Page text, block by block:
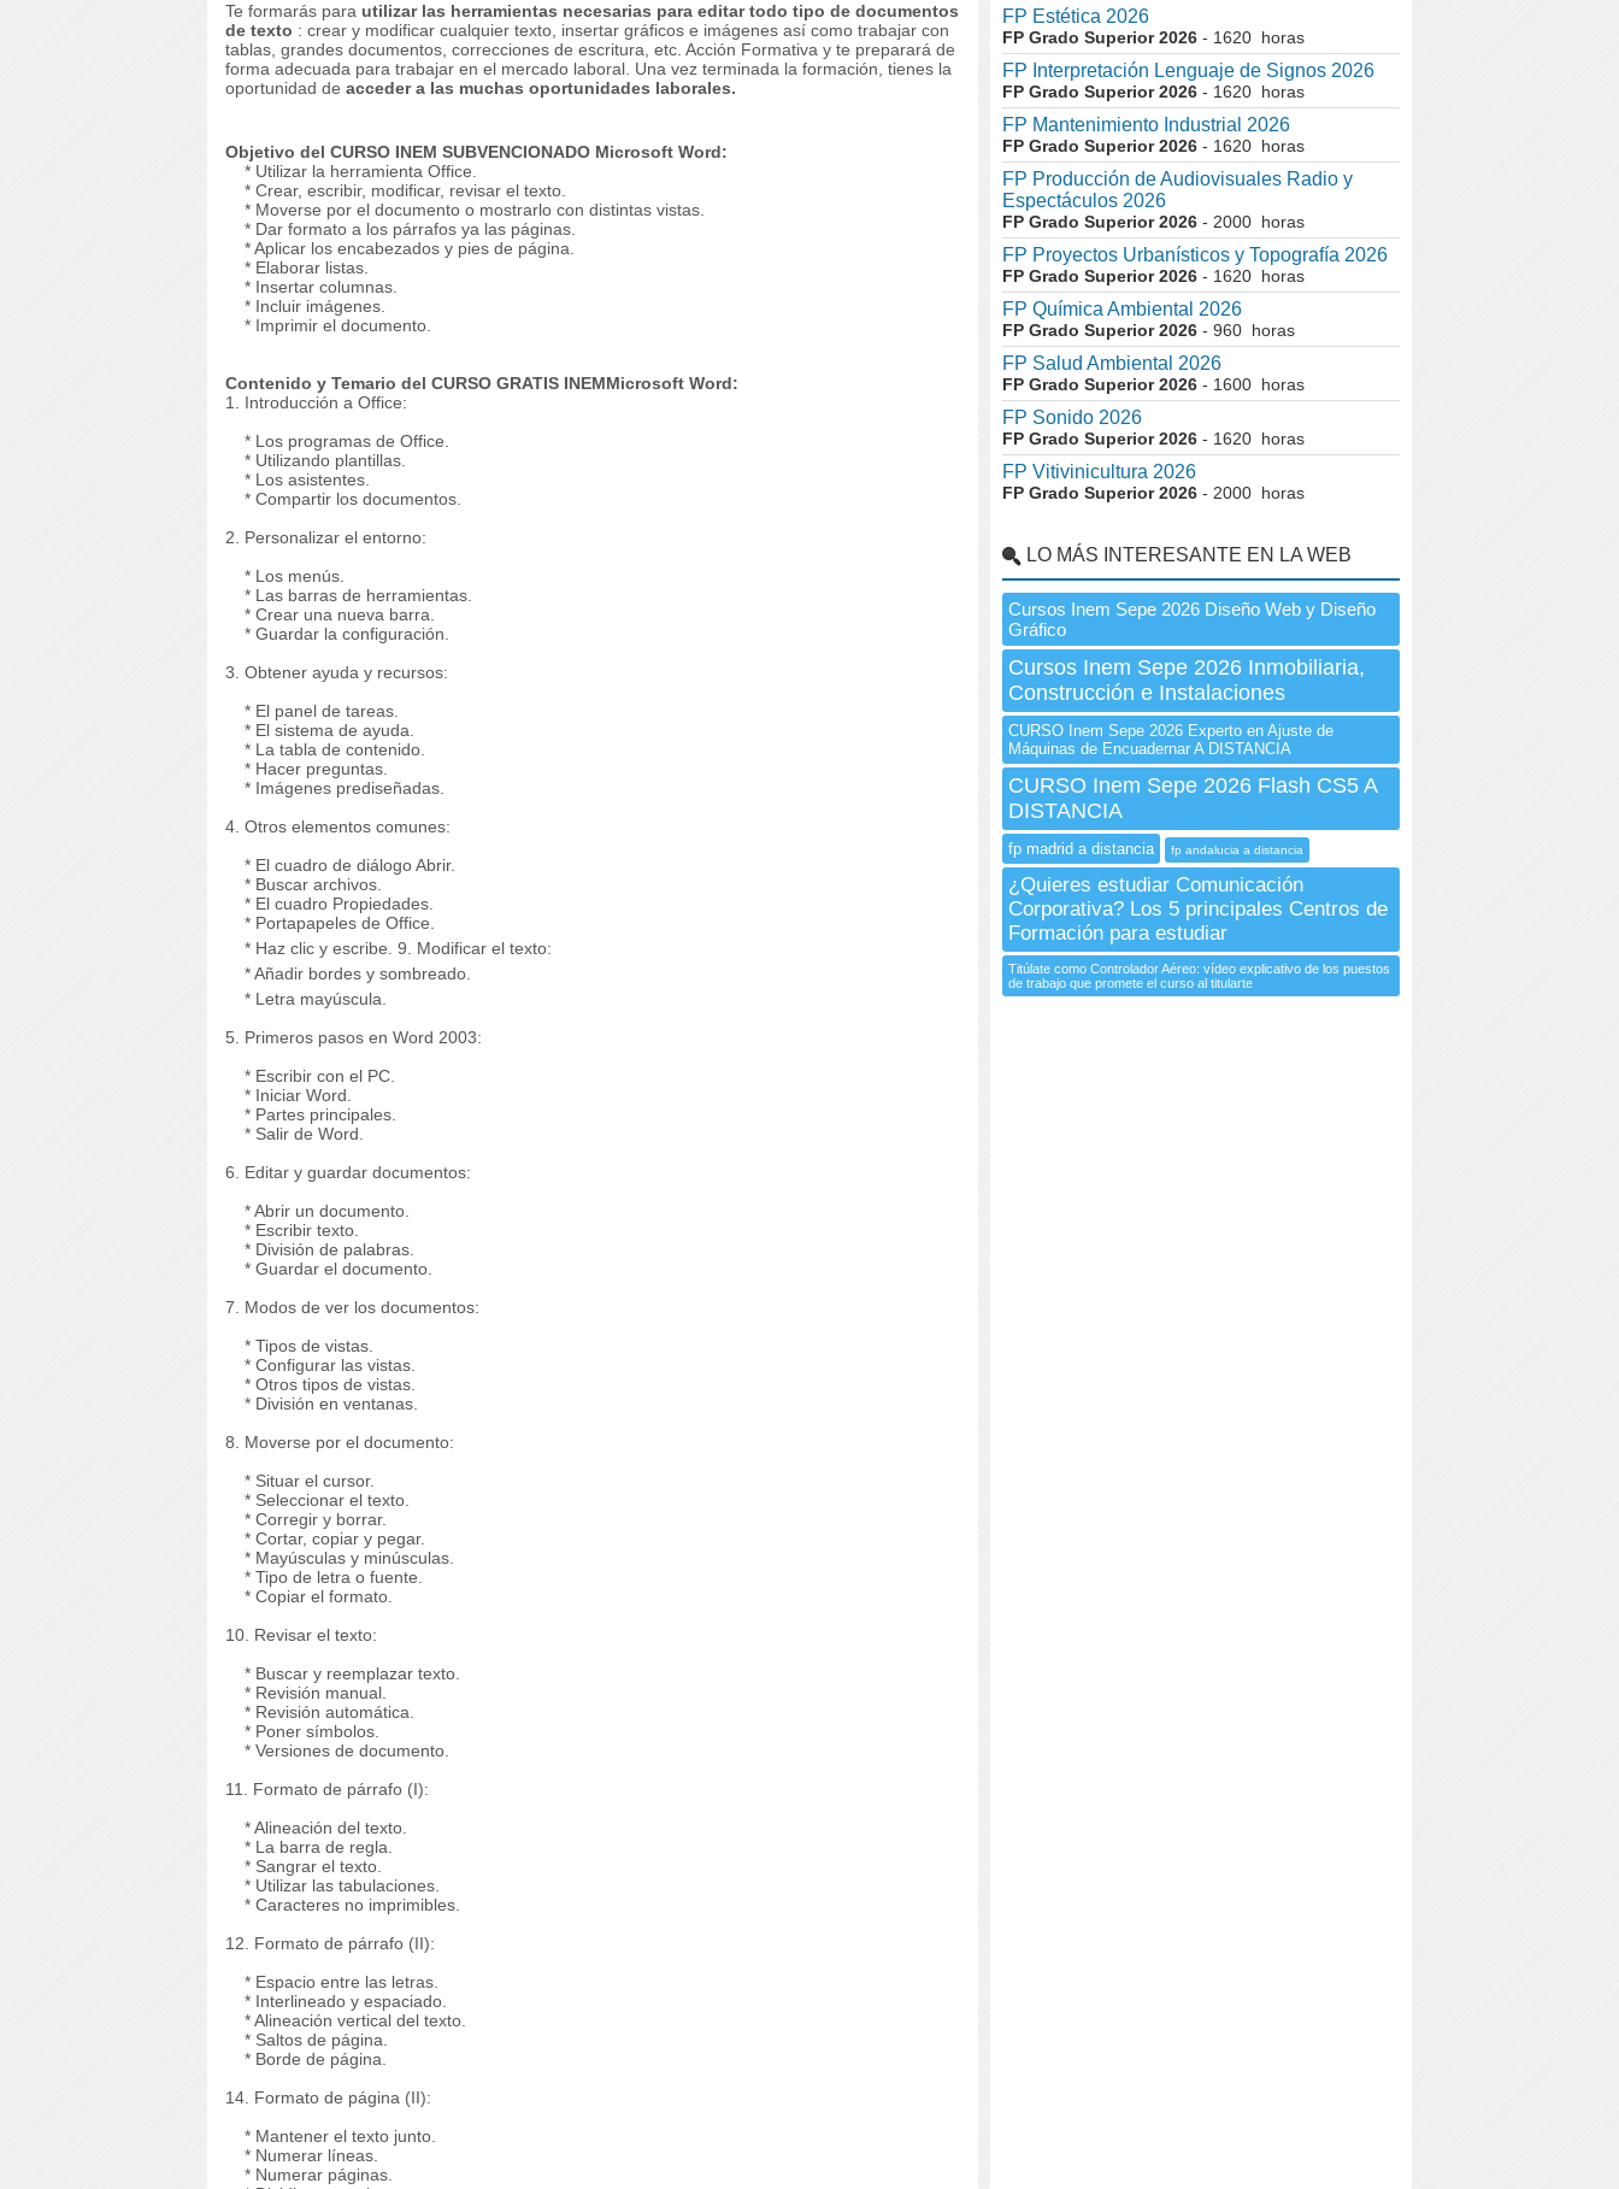
Te formarás para utilizar las herramientas necesarias para editar todo tipo de documentos
de texto : crear y modificar cualquier texto, insertar gráficos e imágenes así como trabajar con
tablas, grandes documentos, correcciones de escritura, etc. Acción Formativa y te preparará de
forma adecuada para trabajar en el mercado laboral. Una vez terminada la formación, tienes la
oportunidad de acceder a las muchas oportunidades laborales.
Objetivo del CURSO INEM SUBVENCIONADO Microsoft Word:
* Utilizar la herramienta Office.
* Crear, escribir, modificar, revisar el texto.
* Moverse por el documento o mostrarlo con distintas vistas.
* Dar formato a los párrafos ya las páginas.
* Aplicar los encabezados y pies de página.
* Elaborar listas.
* Insertar columnas.
* Incluir imágenes.
* Imprimir el documento.
Contenido y Temario del CURSO GRATIS INEMMicrosoft Word:
1. Introducción a Office:
* Los programas de Office.
* Utilizando plantillas.
* Los asistentes.
* Compartir los documentos.
2. Personalizar el entorno:
* Los menús.
* Las barras de herramientas.
* Crear una nueva barra.
* Guardar la configuración.
3. Obtener ayuda y recursos:
* El panel de tareas.
* El sistema de ayuda.
* La tabla de contenido.
* Hacer preguntas.
* Imágenes prediseñadas.
4. Otros elementos comunes:
* El cuadro de diálogo Abrir.
* Buscar archivos.
* El cuadro Propiedades.
* Portapapeles de Office.
* Haz clic y escribe. 9. Modificar el texto:
* Añadir bordes y sombreado.
* Letra mayúscula.
5. Primeros pasos en Word 2003:
* Escribir con el PC.
* Iniciar Word.
* Partes principales.
* Salir de Word.
6. Editar y guardar documentos:
* Abrir un documento.
* Escribir texto.
* División de palabras.
* Guardar el documento.
7. Modos de ver los documentos:
* Tipos de vistas.
* Configurar las vistas.
* Otros tipos de vistas.
* División en ventanas.
8. Moverse por el documento:
* Situar el cursor.
* Seleccionar el texto.
* Corregir y borrar.
* Cortar, copiar y pegar.
* Mayúsculas y minúsculas.
* Tipo de letra o fuente.
* Copiar el formato.
10. Revisar el texto:
* Buscar y reemplazar texto.
* Revisión manual.
* Revisión automática.
* Poner símbolos.
* Versiones de documento.
11. Formato de párrafo (I):
* Alineación del texto.
* La barra de regla.
* Sangrar el texto.
* Utilizar las tabulaciones.
* Caracteres no imprimibles.
12. Formato de párrafo (II):
* Espacio entre las letras.
* Interlineado y espaciado.
* Alineación vertical del texto.
* Saltos de página.
* Borde de página.
14. Formato de página (II):
* Mantener el texto junto.
* Numerar líneas.
* Numerar páginas.
FP Estética 2026
FP Grado Superior 2026 - 1620 horas
FP Interpretación Lenguaje de Signos 2026
FP Grado Superior 2026 - 1620 horas
FP Mantenimiento Industrial 2026
FP Grado Superior 2026 - 1620 horas
FP Producción de Audiovisuales Radio y
Espectáculos 2026
FP Grado Superior 2026 - 2000 horas
FP Proyectos Urbanísticos y Topografía 2026
FP Grado Superior 2026 - 1620 horas
FP Química Ambiental 2026
FP Grado Superior 2026 - 960 horas
FP Salud Ambiental 2026
FP Grado Superior 2026 - 1600 horas
FP Sonido 2026
FP Grado Superior 2026 - 1620 horas
FP Vitivinicultura 2026
FP Grado Superior 2026 - 2000 horas
LO MÁS INTERESANTE EN LA WEB
Cursos Inem Sepe 2026 Diseño Web y Diseño
Gráfico
Cursos Inem Sepe 2026 Inmobiliaria,
Construcción e Instalaciones
CURSO Inem Sepe 2026 Experto en Ajuste de
Máquinas de Encuadernar A DISTANCIA
CURSO Inem Sepe 2026 Flash CS5 A
DISTANCIA
fp madrid a distancia fp andalucia a distancia
¿Quieres estudiar Comunicación
Corporativa? Los 5 principales Centros de
Formación para estudiar
Titúlate como Controlador Aéreo: vídeo explicativo de los puestos
de trabajo que promete el curso al titularte